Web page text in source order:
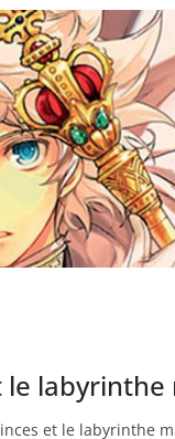
le
et le labyrinthe